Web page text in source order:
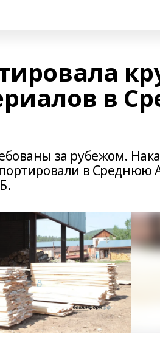
в
за рубежом.
в Среднюю